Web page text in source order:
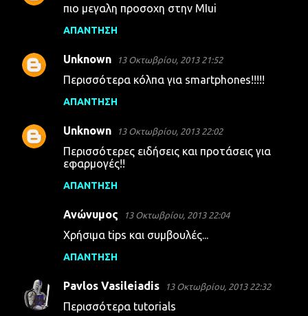
πιο μεγαλη προσοχη στην ΜΙui
ΑΠΆΝΤΗΣΗ
Unknown 13 Οκτωβρίου, 2013 21:52
Περισσότερα κόλπα για smartphones!!!!!
ΑΠΆΝΤΗΣΗ
Unknown 13 Οκτωβρίου, 2013 22:02
Περισσότερες ειδήσεις και προτάσεις για
εφαρμογές!!
ΑΠΆΝΤΗΣΗ
Ανώνυμος 13 Οκτωβρίου, 2013 22:04
Χρήσιμα tips και συμβουλές...
ΑΠΆΝΤΗΣΗ
Pavlos Vasileiadis 13 Οκτωβρίου, 2013 22:32
Περισσότερα tutorials